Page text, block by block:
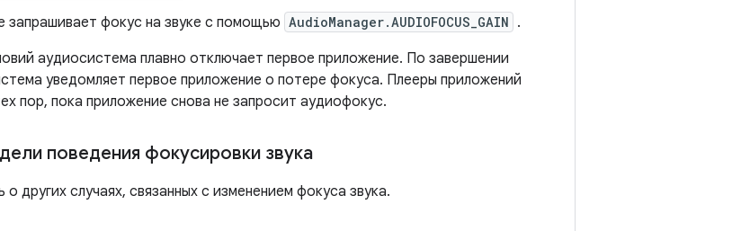
запрашивает фокус на звуке с помощью AudioManager.AUDIOFOCUS_GAIN .
аудиосистема плавно отключает первое приложение. По завершении
уведомляет первое приложение о потере фокуса. Плееры приложений
пор, пока приложение снова не запросит аудиофокус.
поведения фокусировки звука
других случаях, связанных с изменением фокуса звука.